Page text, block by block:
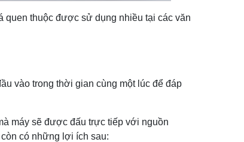
quen thuộc được sử dụng nhiều tại các văn
vào trong thời gian cùng một lúc để đáp
máy sẽ được đấu trực tiếp với nguồn
có những lợi ích sau: